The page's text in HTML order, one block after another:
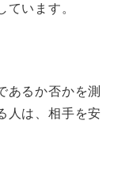
います。
あるか否かを測
人は、相手を安